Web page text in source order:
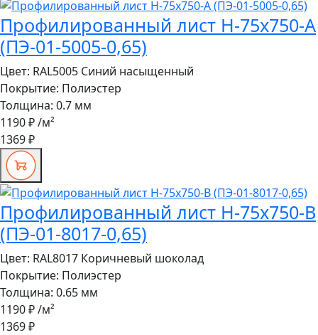
Профилированный лист Н-75x750-A
(ПЭ-01-5005-0,65)
Цвет: RAL5005 Синий насыщенный
Покрытие: Полиэстер
Толщина: 0.7 мм
1190 ₽/м²
1369 ₽
Профилированный лист Н-75x750-B
(ПЭ-01-8017-0,65)
Цвет: RAL8017 Коричневый шоколад
Покрытие: Полиэстер
Толщина: 0.65 мм
1190 ₽/м²
1369 ₽